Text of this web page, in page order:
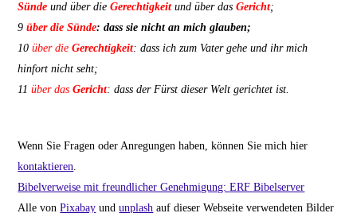
Sünde und über dieGerechtigkeitund über dasGericht;
9über die Sünde: dass sie nicht an mich glauben;
10über dieGerechtigkeit: dass ich zum Vater gehe und ihr mich
hinfort nicht seht;
11über dasGericht: dass der Fürst dieser Welt gerichtet ist.
Wenn Sie Fragen oder Anregungen haben, können Sie mich hier
kontaktieren.
Bibelverweise mit freundlicher Genehmigung:ERF Bibelserver
Alle vonPixabay undunplash auf dieser Webseite verwendeten Bilder